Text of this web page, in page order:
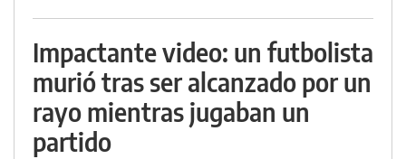
Impactante video: un futbolista
murió tras ser alcanzado por un
rayo mientras jugaban un
partido